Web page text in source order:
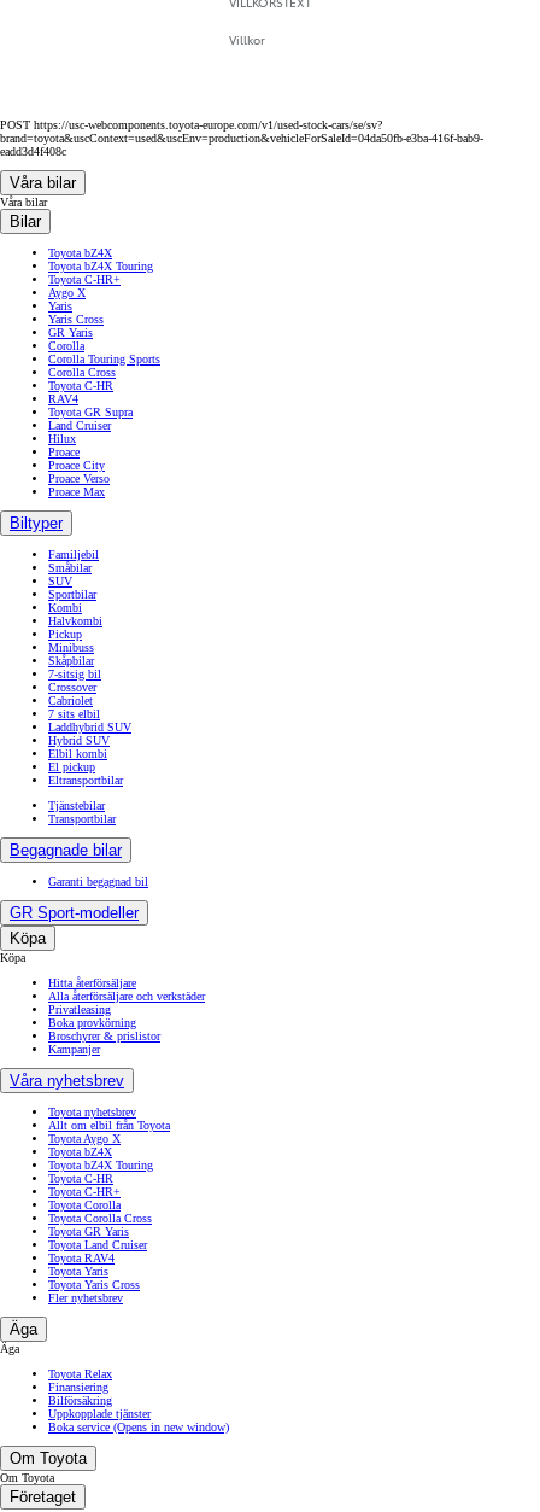
Villkor
POST https://usc-webcomponents.toyota-europe.com/v1/used-stock-cars/se/sv?
brand=toyota&uscContext=used&uscEnv=production&vehicleForSaleId=04da50fb-e3ba-416f-bab9-
eadd3d4f408c
Våra bilar
Våra bilar
Bilar
Toyota bZ4X
Toyota bZ4X Touring
Toyota C-HR+
Aygo X
Yaris
Yaris Cross
GR Yaris
Corolla
Corolla Touring Sports
Corolla Cross
Toyota C-HR
RAV4
Toyota GR Supra
Land Cruiser
Hilux
Proace
Proace City
Proace Verso
Proace Max
Biltyper
Familjebil
Småbilar
SUV
Sportbilar
Kombi
Halvkombi
Pickup
Minibuss
Skåpbilar
7-sitsig bil
Crossover
Cabriolet
7 sits elbil
Laddhybrid SUV
Hybrid SUV
Elbil kombi
El pickup
Eltransportbilar
Tjänstebilar
Transportbilar
Begagnade bilar
Garanti begagnad bil
GR Sport-modeller
Köpa
Köpa
Hitta återförsäljare
Alla återförsäljare och verkstäder
Privatleasing
Boka provkörning
Broschyrer & prislistor
Kampanjer
Våra nyhetsbrev
Toyota nyhetsbrev
Allt om elbil från Toyota
Toyota Aygo X
Toyota bZ4X
Toyota bZ4X Touring
Toyota C-HR
Toyota C-HR+
Toyota Corolla
Toyota Corolla Cross
Toyota GR Yaris
Toyota Land Cruiser
Toyota RAV4
Toyota Yaris
Toyota Yaris Cross
Fler nyhetsbrev
Äga
Äga
Toyota Relax
Finansiering
Bilförsäkring
Uppkopplade tjänster
Boka service (Opens in new window)
Om Toyota
Om Toyota
Företaget